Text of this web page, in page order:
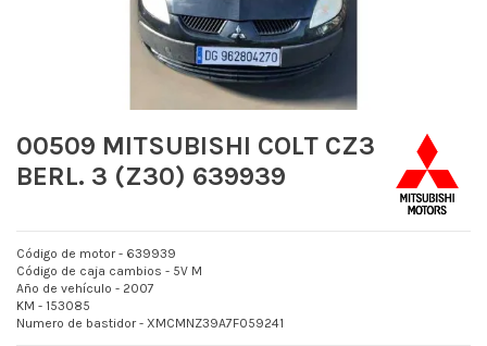
00509 MITSUBISHI COLT CZ3
BERL. 3 (Z30) 639939
Código de motor - 639939
Código de caja cambios - 5V M
Año de vehículo - 2007
KM - 153085
Numero de bastidor - XMCMNZ39A7F059241